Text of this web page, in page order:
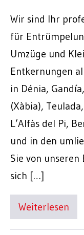
Wir sind Ihr
für
Umzüge und
Entkernungen
in Dénia,
(Xàbia),
L’Alfàs del Pi,
und in den
Sie von
sich […]
Weiterlesen